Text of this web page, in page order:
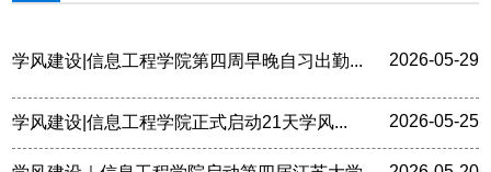
学风建设|信息工程学院第四周早晚自习出勤... 2026-05-29
学风建设|信息工程学院正式启动21天学风... 2026-05-25